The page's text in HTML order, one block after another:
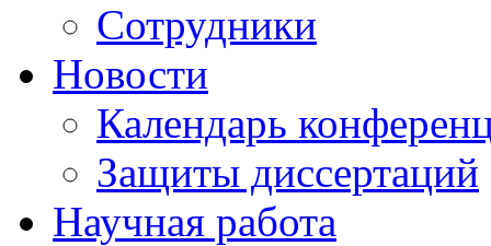
Сотрудники
Новости
Календарь
Защиты диссертаций
Научная работа